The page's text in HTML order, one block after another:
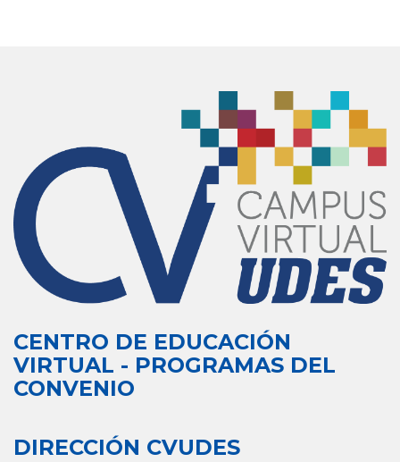
CENTRO DE EDUCACIÓN
VIRTUAL - PROGRAMAS DEL
CONVENIO
DIRECCIÓN CVUDES